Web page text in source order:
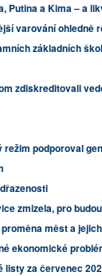
Putina a Kima – a
varování ohledně
základních
zdiskreditovali
režim podporoval
zmizela, pro
měst a
ekonomické
listy za červenec